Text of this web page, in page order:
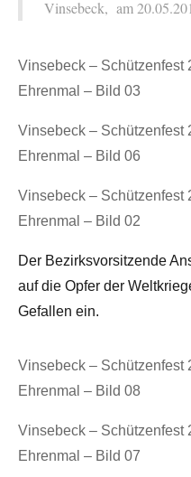
Vinsebeck, am
Vinsebeck – Schützenfest
Ehrenmal – Bild 03
Vinsebeck – Schützenfest
Ehrenmal – Bild 06
Vinsebeck – Schützenfest
Ehrenmal – Bild 02
Der Bezirksvorsitzende
auf die Opfer der
Gefallen ein.
Vinsebeck – Schützenfest
Ehrenmal – Bild 08
Vinsebeck – Schützenfest
Ehrenmal – Bild 07